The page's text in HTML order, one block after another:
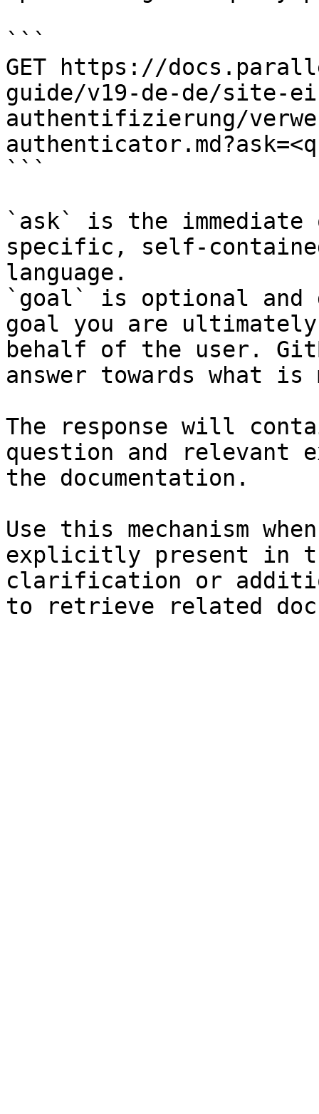
```
GET https://
guide/v19-de-de/site-
authentifizierung/
```
`ask` is the
specific, self-
language.
`goal` is optional and
goal you are
behalf of the user.
answer towards what
The response will
question and relevant
the documentation.
Use this mechanism
explicitly present in
clarification or